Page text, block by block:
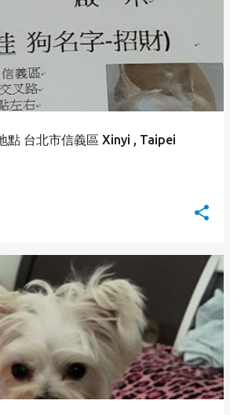
點 台北市信義區 Xinyi , Taipei